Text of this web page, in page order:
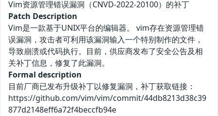
Vim资源管理错误漏洞（CNVD-2022-20100）的补丁
Patch Description
Vim是一款基于UNIX平台的编辑器。 vim存在资源管理错
误漏洞，攻击者可利用该漏洞输入一个特别制作的文件，
导致崩溃或代码执行。目前，供应商发布了安全公告及相
关补丁信息，修复了此漏洞。
Formal description
目前厂商已发布升级补丁以修复漏洞，补丁获取链接：
https://github.com/vim/vim/commit/44db8213d38c39
877d2148eff6a72f4beccfb94e